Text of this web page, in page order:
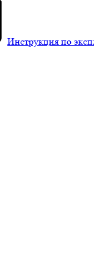
Инструкция по